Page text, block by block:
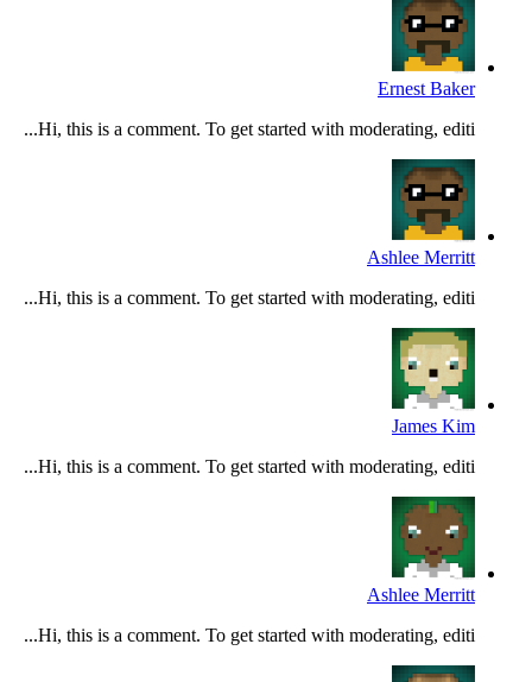
Ernest Baker
Hi, this is a comment. To get started with moderating, editi...
Ashlee Merritt
Hi, this is a comment. To get started with moderating, editi...
James Kim
Hi, this is a comment. To get started with moderating, editi...
Ashlee Merritt
Hi, this is a comment. To get started with moderating, editi...